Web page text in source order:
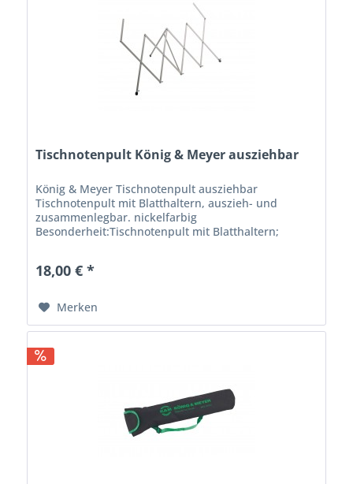
Tischnotenpult König & Meyer ausziehbar
König & Meyer Tischnotenpult ausziehbar
Tischnotenpult mit Blatthaltern, auszieh- und
zusammenlegbar. nickelfarbig
Besonderheit:Tischnotenpult mit Blatthaltern;
18,00 € *
Merken